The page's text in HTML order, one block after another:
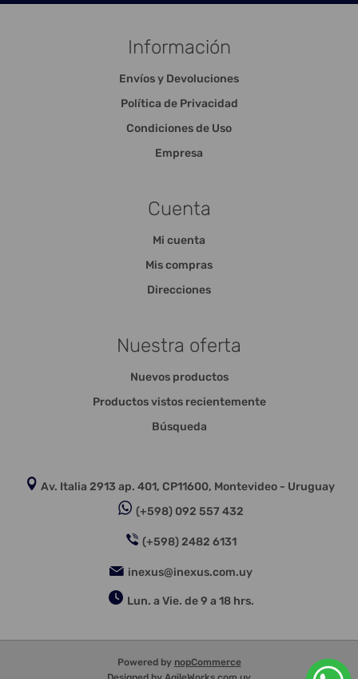
Información
Envíos y Devoluciones
Política de Privacidad
Condiciones de Uso
Empresa
Cuenta
Mi cuenta
Mis compras
Direcciones
Nuestra oferta
Nuevos productos
Productos vistos recientemente
Búsqueda
Av. Italia 2913 ap. 401, CP11600, Montevideo - Uruguay
(+598) 092 557 432
(+598) 2482 6131
inexus@inexus.com.uy
Lun. a Vie. de 9 a 18 hrs.
Powered by nopCommerce